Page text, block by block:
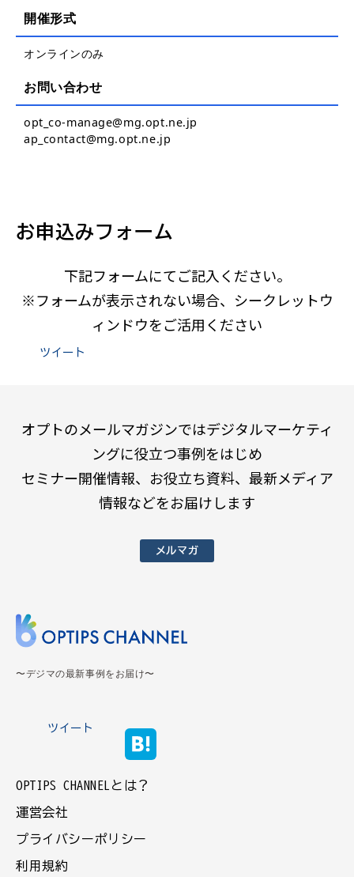
開催形式
オンラインのみ
お問い合わせ
opt_co-manage@mg.opt.ne.jp
ap_contact@mg.opt.ne.jp
お申込みフォーム
下記フォームにてご記入ください。
※フォームが表示されない場合、シークレットウ
ィンドウをご活用ください
ツイート
オプトのメールマガジンではデジタルマーケティ
ングに役立つ事例をはじめ
セミナー開催情報、お役立ち資料、最新メディア
情報などをお届けします
メルマガ
〜デジマの最新事例をお届け〜
ツイート
OPTIPS CHANNELとは？
運営会社
プライバシーポリシー
利用規約